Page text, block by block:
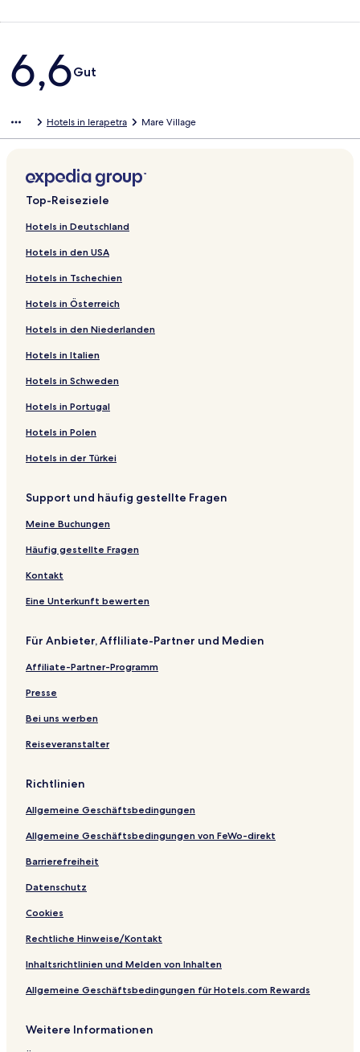
Bewertungen
6,6Gut
Hotels in Ierapetra Mare Village
Top-Reiseziele
Hotels in Deutschland
Hotels in den USA
Hotels in Tschechien
Hotels in Österreich
Hotels in den Niederlanden
Hotels in Italien
Hotels in Schweden
Hotels in Portugal
Hotels in Polen
Hotels in der Türkei
Support und häufig gestellte Fragen
Meine Buchungen
Häufig gestellte Fragen
Kontakt
Eine Unterkunft bewerten
Für Anbieter, Affliliate-Partner und Medien
Affiliate-Partner-Programm
Presse
Bei uns werben
Reiseveranstalter
Richtlinien
Allgemeine Geschäftsbedingungen
Allgemeine Geschäftsbedingungen von FeWo-direkt
Barrierefreiheit
Datenschutz
Cookies
Rechtliche Hinweise/Kontakt
Inhaltsrichtlinien und Melden von Inhalten
Allgemeine Geschäftsbedingungen für Hotels.com Rewards
Weitere Informationen